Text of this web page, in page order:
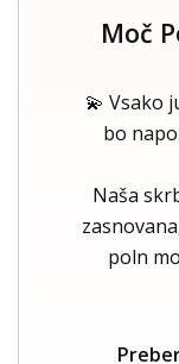
Moč
💫 Vsako
bo
Naša
poln